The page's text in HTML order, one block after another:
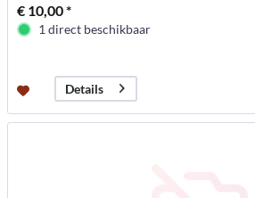
€ 10,00 *
1 direct beschikbaar
Details